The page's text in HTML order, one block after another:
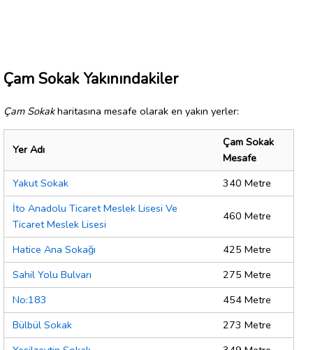
Çam Sokak Yakınındakiler
Çam Sokakharitasına mesafe olarak en yakın yerler:
Yer Adı
Çam Sokak
Mesafe
Yakut Sokak
340 Metre
İto Anadolu Ticaret Meslek Lisesi Ve
Ticaret Meslek Lisesi
460 Metre
Hatice Ana Sokağı
425 Metre
Sahil Yolu Bulvarı
275 Metre
No:183
454 Metre
Bülbül Sokak
273 Metre